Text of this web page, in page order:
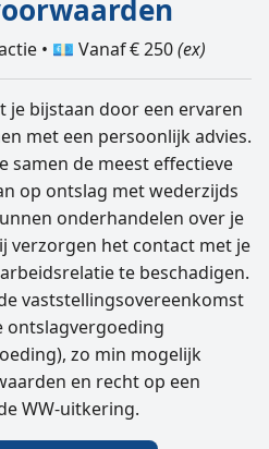
• 💶 Vanaf € 250(ex)
je bijstaan door een ervaren
met een persoonlijk advies.
samen de meest effectieve
op ontslag met wederzijds
onderhandelen over je
verzorgen het contact met je
te beschadigen.
vaststellings­overeenkomst
ontslagvergoeding
zo min mogelijk
en recht op een
WW-uitkering.